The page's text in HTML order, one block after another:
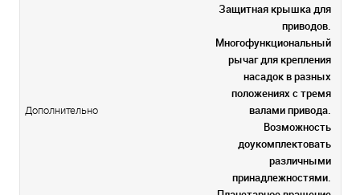
Дополнительно
Защитная крышка для
приводов.
Многофункциональный
рычаг для крепления
насадок в разных
положениях с тремя
валами привода.
Возможность
доукомплектовать
различными
принадлежностями.